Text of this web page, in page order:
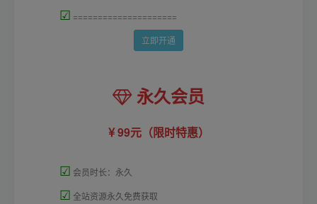
☑ =====================
立即开通
永久会员
99元（限时特惠）
☑ 会员时长：永久
☑ 全站资源永久免费获取